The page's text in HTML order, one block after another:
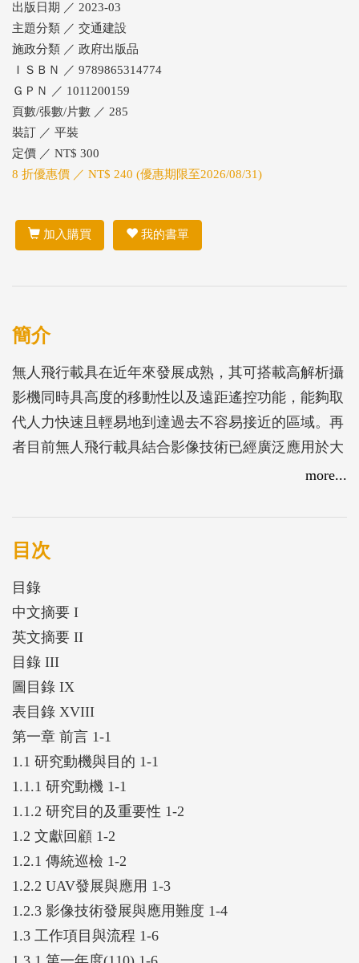
出版日期 ／ 2023-03
主題分類 ／ 交通建設
施政分類 ／ 政府出版品
ＩＳＢＮ ／ 9789865314774
ＧＰＮ ／ 1011200159
頁數/張數/片數 ／ 285
裝訂 ／ 平裝
定價 ／ NT$ 300
8 折優惠價 ／ NT$ 240 (優惠期限至2026/08/31)
加入購買 我的書單
簡介
無人飛行載具在近年來發展成熟，其可搭載高解析攝
影機同時具高度的移動性以及遠距遙控功能，能夠取
代人力快速且輕易地到達過去不容易接近的區域。再
者目前無人飛行載具結合影像技術已經廣泛應用於大
範圍或特殊環境條件下的資料收集任務中，為在有限
擇。
本研究透過無人飛行載具以及影像分析技術建立一個
成臺中港區4,700公頃之高精度三維及正射底圖，接
著由整合載具控制與取像邏輯之分析，建構無人機飛
航作業之軟體流程，並基於該流程取得穩健影像資訊
來源進行特徵辨識，最後建置系統整合平台將相關功
能納入；第二年則延續第一年成果，藉由三種改正方
法的測試精進影像匹配方法，可轉至同視角與前期影
像進行比較。此外，透過與其他無人機研發團隊所共
同測試的跟隨技術、自動路徑規劃技術，無人機可成
功沿著所規畫路徑飛行，同時可隨著車輛進行穩定飛
行，定期收集的影像進行分析判識。在物件辨識方
面，除原中突堤標的物缺漏視覺化呈現外，更提出
PCI指標為北堤路路面進行評估，成果也獲得相關可
行性之驗證。此整合方案可應用於港區的巡檢任務，
追蹤港區土地使用狀況以及特定設施之安全穩定性。
more...
目次
目錄
中文摘要 I
英文摘要 II
目錄 III
圖目錄 IX
表目錄 XVIII
第一章 前言 1-1
1.1 研究動機與目的 1-1
1.1.1 研究動機 1-1
1.1.2 研究目的及重要性 1-2
1.2 文獻回顧 1-2
1.2.1 傳統巡檢 1-2
1.2.2 UAV發展與應用 1-3
1.2.3 影像技術發展與應用難度 1-4
1.3 工作項目與流程 1-6